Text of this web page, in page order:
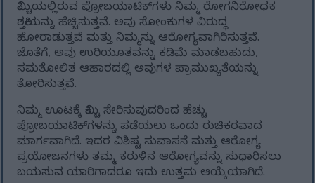
ಕಿಮ್ಚಿಯಲ್ಲಿರುವ ಪ್ರೋಬಯಾಟಿಕ್‌ಗಳು ನಿಮ್ಮ ರೋಗನಿರೋಧಕ
ಶಕ್ತಿಯನ್ನು ಹೆಚ್ಚಿಸುತ್ತವೆ. ಅವು ಸೋಂಕುಗಳ ವಿರುದ್ಧ
ಹೋರಾಡುತ್ತವೆ ಮತ್ತು ನಿಮ್ಮನ್ನು ಆರೋಗ್ಯವಾಗಿರಿಸುತ್ತವೆ.
ಜೊತೆಗೆ, ಅವು ಉರಿಯೂತವನ್ನು ಕಡಿಮೆ ಮಾಡಬಹುದು,
ಸಮತೋಲಿತ ಆಹಾರದಲ್ಲಿ ಅವುಗಳ ಪ್ರಾಮುಖ್ಯತೆಯನ್ನು
ತೋರಿಸುತ್ತವೆ.
ನಿಮ್ಮ ಊಟಕ್ಕೆ ಕಿಮ್ಚಿ ಸೇರಿಸುವುದರಿಂದ ಹೆಚ್ಚು
ಪ್ರೋಬಯಾಟಿಕ್‌ಗಳನ್ನು ಪಡೆಯಲು ಒಂದು ರುಚಿಕರವಾದ
ಮಾರ್ಗವಾಗಿದೆ. ಇದರ ವಿಶಿಷ್ಟ ಸುವಾಸನೆ ಮತ್ತು ಆರೋಗ್ಯ
ಪ್ರಯೋಜನಗಳು ತಮ್ಮ ಕರುಳಿನ ಆರೋಗ್ಯವನ್ನು ಸುಧಾರಿಸಲು
ಬಯಸುವ ಯಾರಿಗಾದರೂ ಇದು ಉತ್ತಮ ಆಯ್ಕೆಯಾಗಿದೆ.